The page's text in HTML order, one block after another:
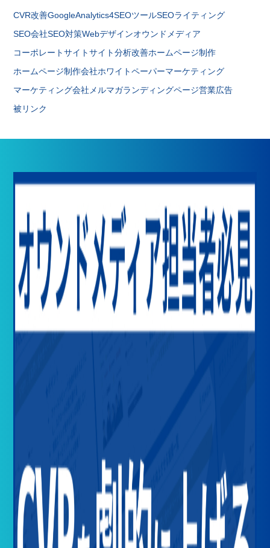
CVR改善GoogleAnalytics4SEOツールSEOライティング
SEO会社SEO対策Webデザインオウンドメディア
コーポレートサイトサイト分析改善ホームページ制作
ホームページ制作会社ホワイトペーパーマーケティング
マーケティング会社 メルマガランディングページ営業広告
被リンク